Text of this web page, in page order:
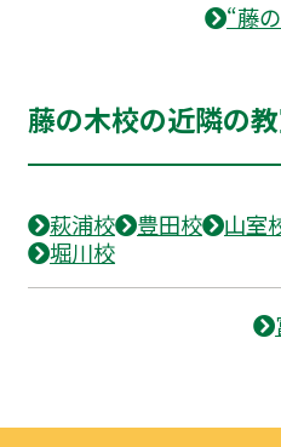
“藤
藤の木校の近隣の
萩浦校 豊田校 山室
堀川校